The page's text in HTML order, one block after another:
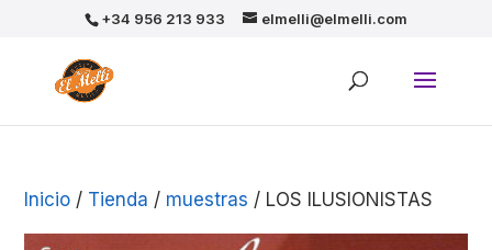
+34 956 213 933 elmelli@elmelli.com
Inicio / Tienda / muestras / LOS ILUSIONISTAS